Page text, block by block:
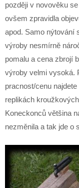
později v novověku
ovšem zpravidla
apod. Samo nýtování
výroby nesmírně
pomalu a cena zbrojí
výroby velmi vysoká.
pracnost/cenu
replikách
Koneckonců většina
nezměnila a tak jde o